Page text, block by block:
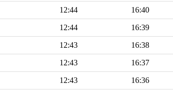
12:44 16:40
12:44 16:39
12:43 16:38
12:43 16:37
12:43 16:36